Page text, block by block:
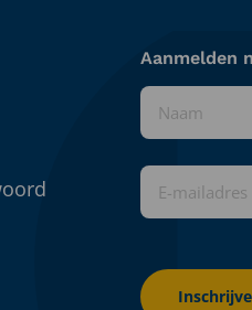
Aanmelden
Naam
E-
mailadres
*